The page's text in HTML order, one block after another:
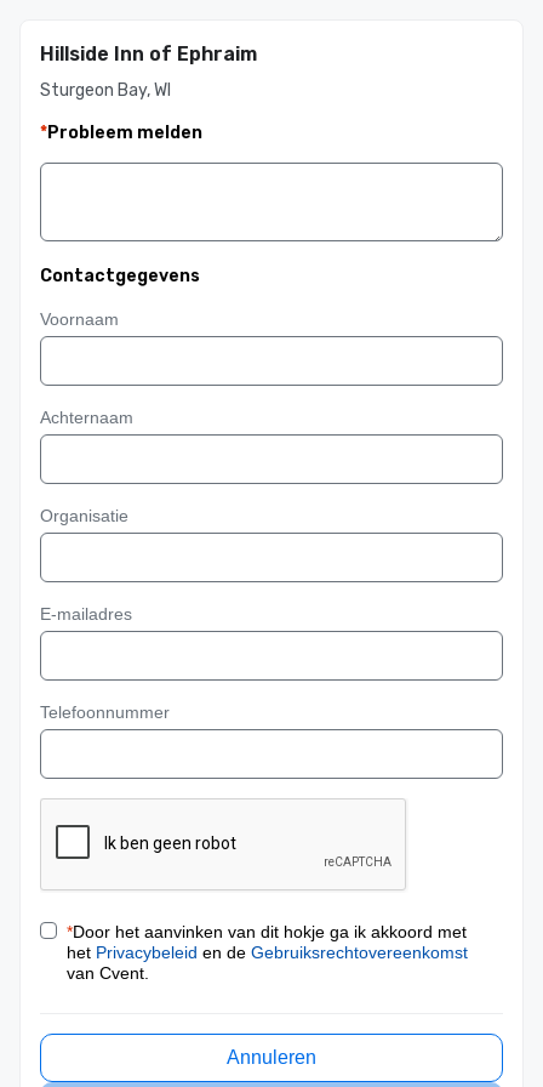
Hillside Inn of Ephraim
Sturgeon Bay, WI
*Probleem melden
Contactgegevens
Voornaam
Achternaam
Organisatie
E-mailadres
Telefoonnummer
*Door het aanvinken van dit hokje ga ik akkoord met
het Privacybeleid en de Gebruiksrechtovereenkomst
van Cvent.
Annuleren